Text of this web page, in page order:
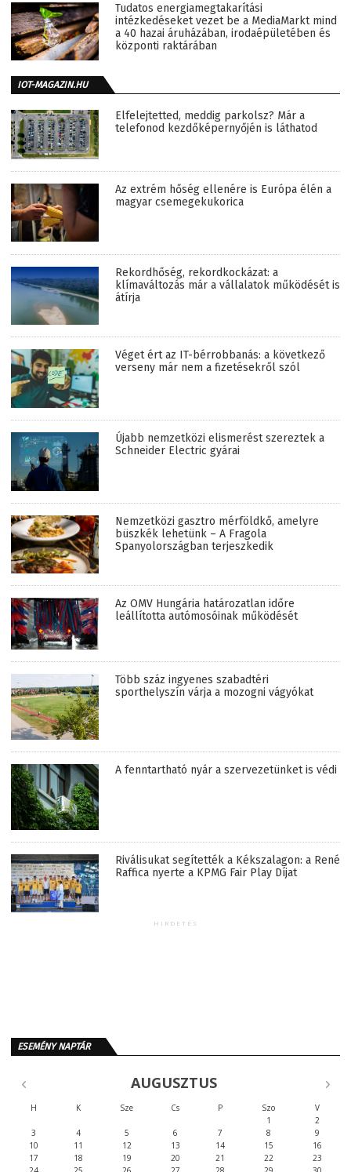
Tudatos energiamegtakarítási
intézkedéseket vezet be a MediaMarkt mind
a 40 hazai áruházában, irodaépületében és
központi raktárában
IOT-MAGAZIN.HU
Elfelejtetted, meddig parkolsz? Már a
telefonod kezdőképernyőjén is láthatod
Az extrém hőség ellenére is Európa élén a
magyar csemegekukorica
Rekordhőség, rekordkockázat: a
klímaváltozás már a vállalatok működését is
átírja
Véget ért az IT-bérrobbanás: a következő
verseny már nem a fizetésekről szól
Újabb nemzetközi elismerést szereztek a
Schneider Electric gyárai
Nemzetközi gasztro mérföldkő, amelyre
büszkék lehetünk – A Fragola
Spanyolországban terjeszkedik
Az OMV Hungária határozatlan időre
leállította autómosóinak működését
Több száz ingyenes szabadtéri
sporthelyszín várja a mozogni vágyókat
A fenntartható nyár a szervezetünket is védi
Riválisukat segítették a Kékszalagon: a René
Raffica nyerte a KPMG Fair Play Díjat
HIRDETÉS
ESEMÉNY NAPTÁR
AUGUSZTUS
H K Sze Cs P Szo
V
1
2
3
4 5 6 7 8
9
10
11 12 13 14 15
16
17
18 19 20 21 22
23